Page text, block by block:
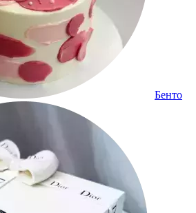
Бенто